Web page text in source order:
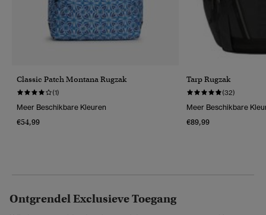
Classic Patch Montana Rugzak
(1)
Meer Beschikbare Kleuren
€54,99
Tarp Rugzak
(32)
Meer Beschikbare
€89,99
Ontgrendel Exclusieve Toegang